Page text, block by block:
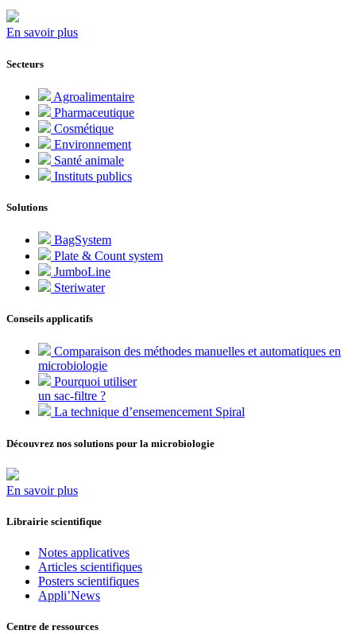
En savoir plus
Secteurs
Agroalimentaire
Pharmaceutique
Cosmétique
Environnement
Santé animale
Instituts publics
Solutions
BagSystem
Plate & Count system
JumboLine
Steriwater
Conseils applicatifs
Comparaison des méthodes manuelles et automatiques en
microbiologie
Pourquoi utiliser
un sac-filtre ?
La technique d’ensemencement Spiral
Découvrez nos solutions pour la microbiologie
En savoir plus
Librairie scientifique
Notes applicatives
Articles scientifiques
Posters scientifiques
Appli’News
Centre de ressources